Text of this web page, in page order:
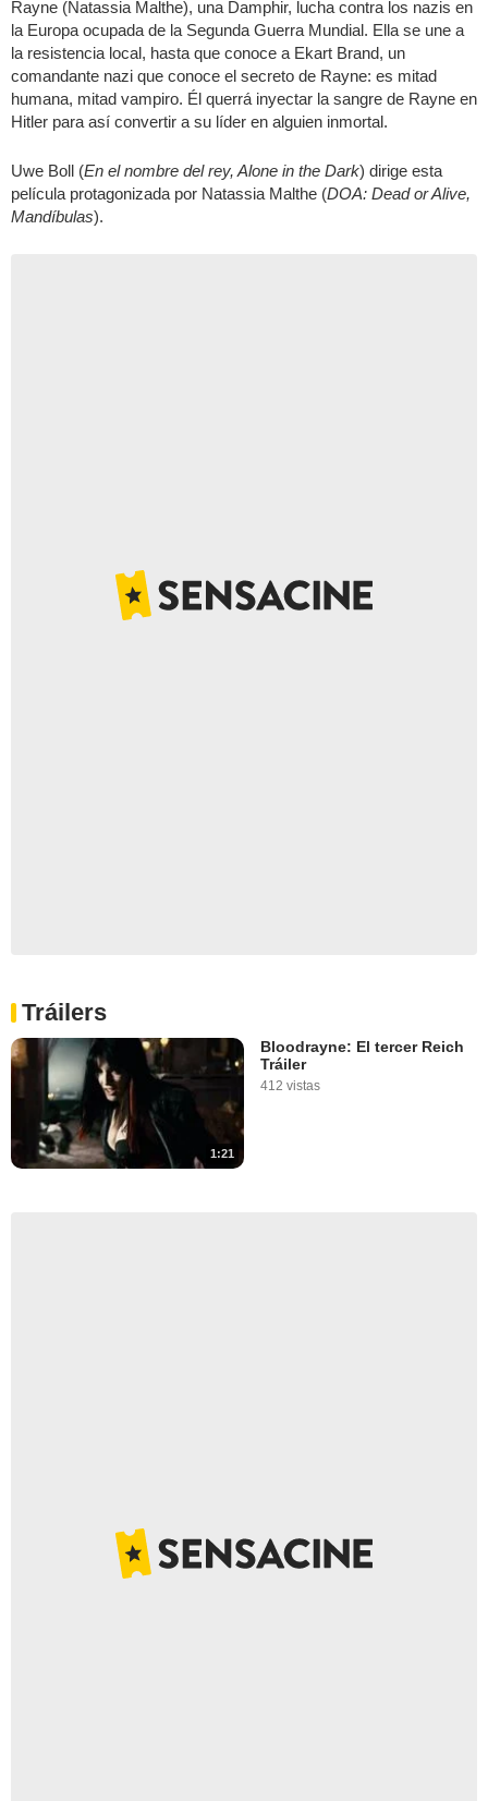
Rayne (Natassia Malthe), una Damphir, lucha contra los nazis en
la Europa ocupada de la Segunda Guerra Mundial. Ella se une a
la resistencia local, hasta que conoce a Ekart Brand, un
comandante nazi que conoce el secreto de Rayne: es mitad
humana, mitad vampiro. Él querrá inyectar la sangre de Rayne en
Hitler para así convertir a su líder en alguien inmortal.
Uwe Boll (En el nombre del rey, Alone in the Dark) dirige esta
película protagonizada por Natassia Malthe (DOA: Dead or Alive,
Mandíbulas).
Tráilers
1:21
Bloodrayne: El tercer Reich
Tráiler
412 vistas